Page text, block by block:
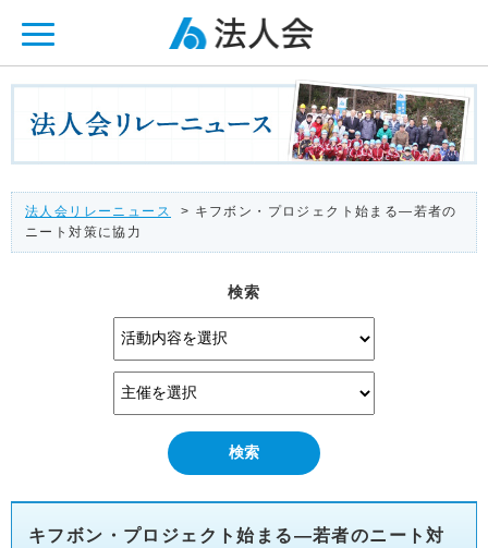
法人会リレーニュース
> キフボン・プロジェクト始まる―若者の
ニート対策に協力
検索
キフボン・プロジェクト始まる―若者のニート対